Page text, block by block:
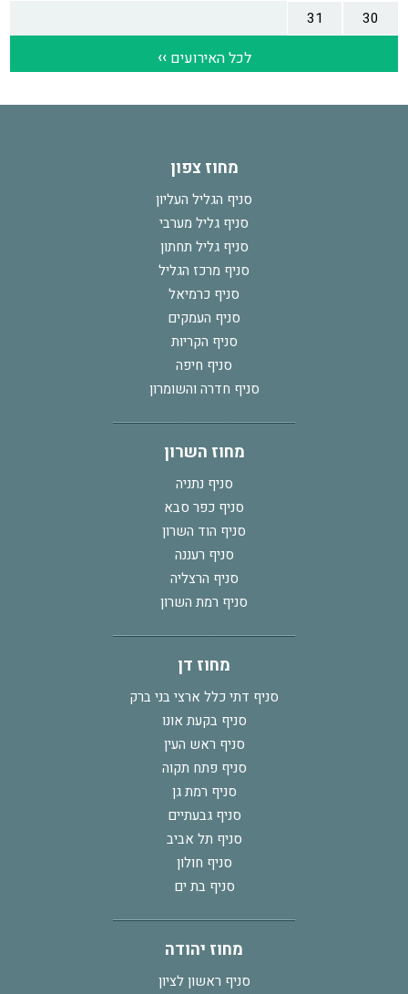
מחוז צפון
סניף הגליל העליון
סניף גליל מערבי
סניף גליל תחתון
סניף מרכז הגליל
סניף כרמיאל
סניף העמקים
סניף הקריות
סניף חיפה
סניף חדרה והשומרון
מחוז השרון
סניף נתניה
סניף כפר סבא
סניף הוד השרון
סניף רעננה
סניף הרצליה
סניף רמת השרון
מחוז דן
סניף דתי כלל ארצי בני ברק
סניף בקעת אונו
סניף ראש העין
סניף פתח תקוה
סניף רמת גן
סניף גבעתיים
סניף תל אביב
סניף חולון
סניף בת ים
מחוז יהודה
סניף ראשון לציון